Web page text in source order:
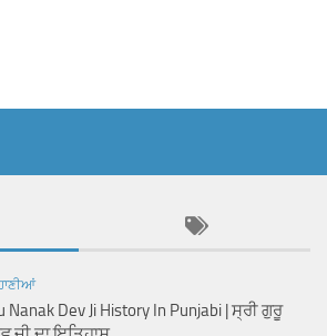
Nanak Dev Ji History In Punjabi | ਸ੍ਰੀ ਗੁਰੂ